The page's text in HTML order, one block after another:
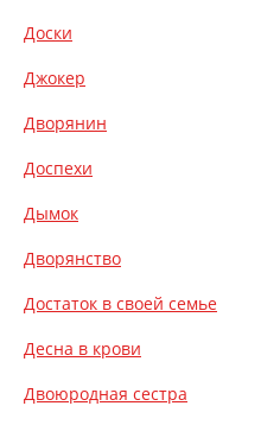
Доски
Джокер
Дворянин
Доспехи
Дымок
Дворянство
Достаток в своей семье
Десна в крови
Двоюродная сестра